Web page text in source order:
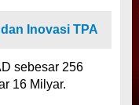
Inovasi TPA
sebesar 256
16 Milyar.